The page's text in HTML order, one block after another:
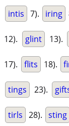
intis 7). iring
12). glint 13).
17). flits 18).
tings 23).
tirls 28). sting